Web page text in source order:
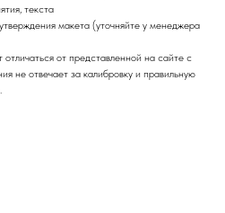
текста
макета (уточняйте у менеджера
от представленной на сайте с
не отвечает за калибровку и правильную